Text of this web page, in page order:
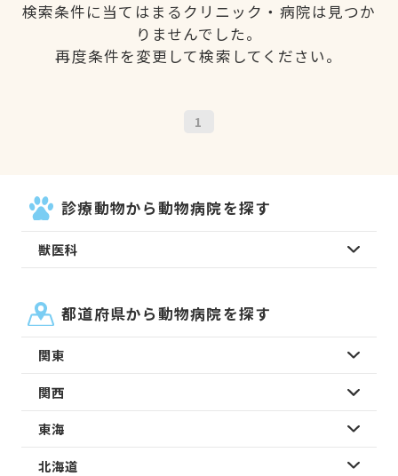
検索条件に当てはまるクリニック・病院は見つか
りませんでした。
再度条件を変更して検索してください。
1
診療動物から動物病院を探す
獣医科
都道府県から動物病院を探す
関東
関西
東海
北海道